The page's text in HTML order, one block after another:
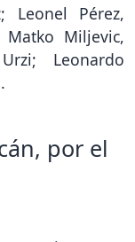
Leonel Pérez,
Miljevic,
Leonardo
por el